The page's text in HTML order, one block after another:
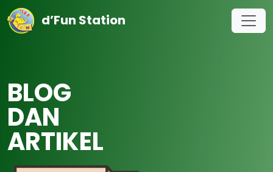
d’Fun Station
BLOG
DAN
ARTIKEL